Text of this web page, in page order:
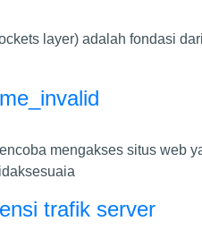
layer) adalah fondasi
mengakses situs web
trafik server